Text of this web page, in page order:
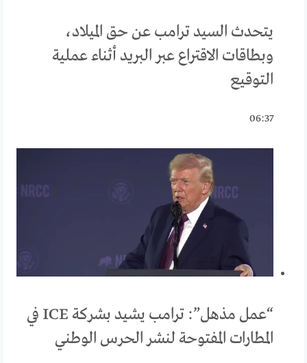
يتحدث السيد ترامب عن حق الميلاد،
وبطاقات الاقتراع عبر البريد أثناء عملية
التوقيع
06:37
“عمل مذهل”: ترامب يشيد بشركة ICE في
المطارات المفتوحة لنشر الحرس الوطني